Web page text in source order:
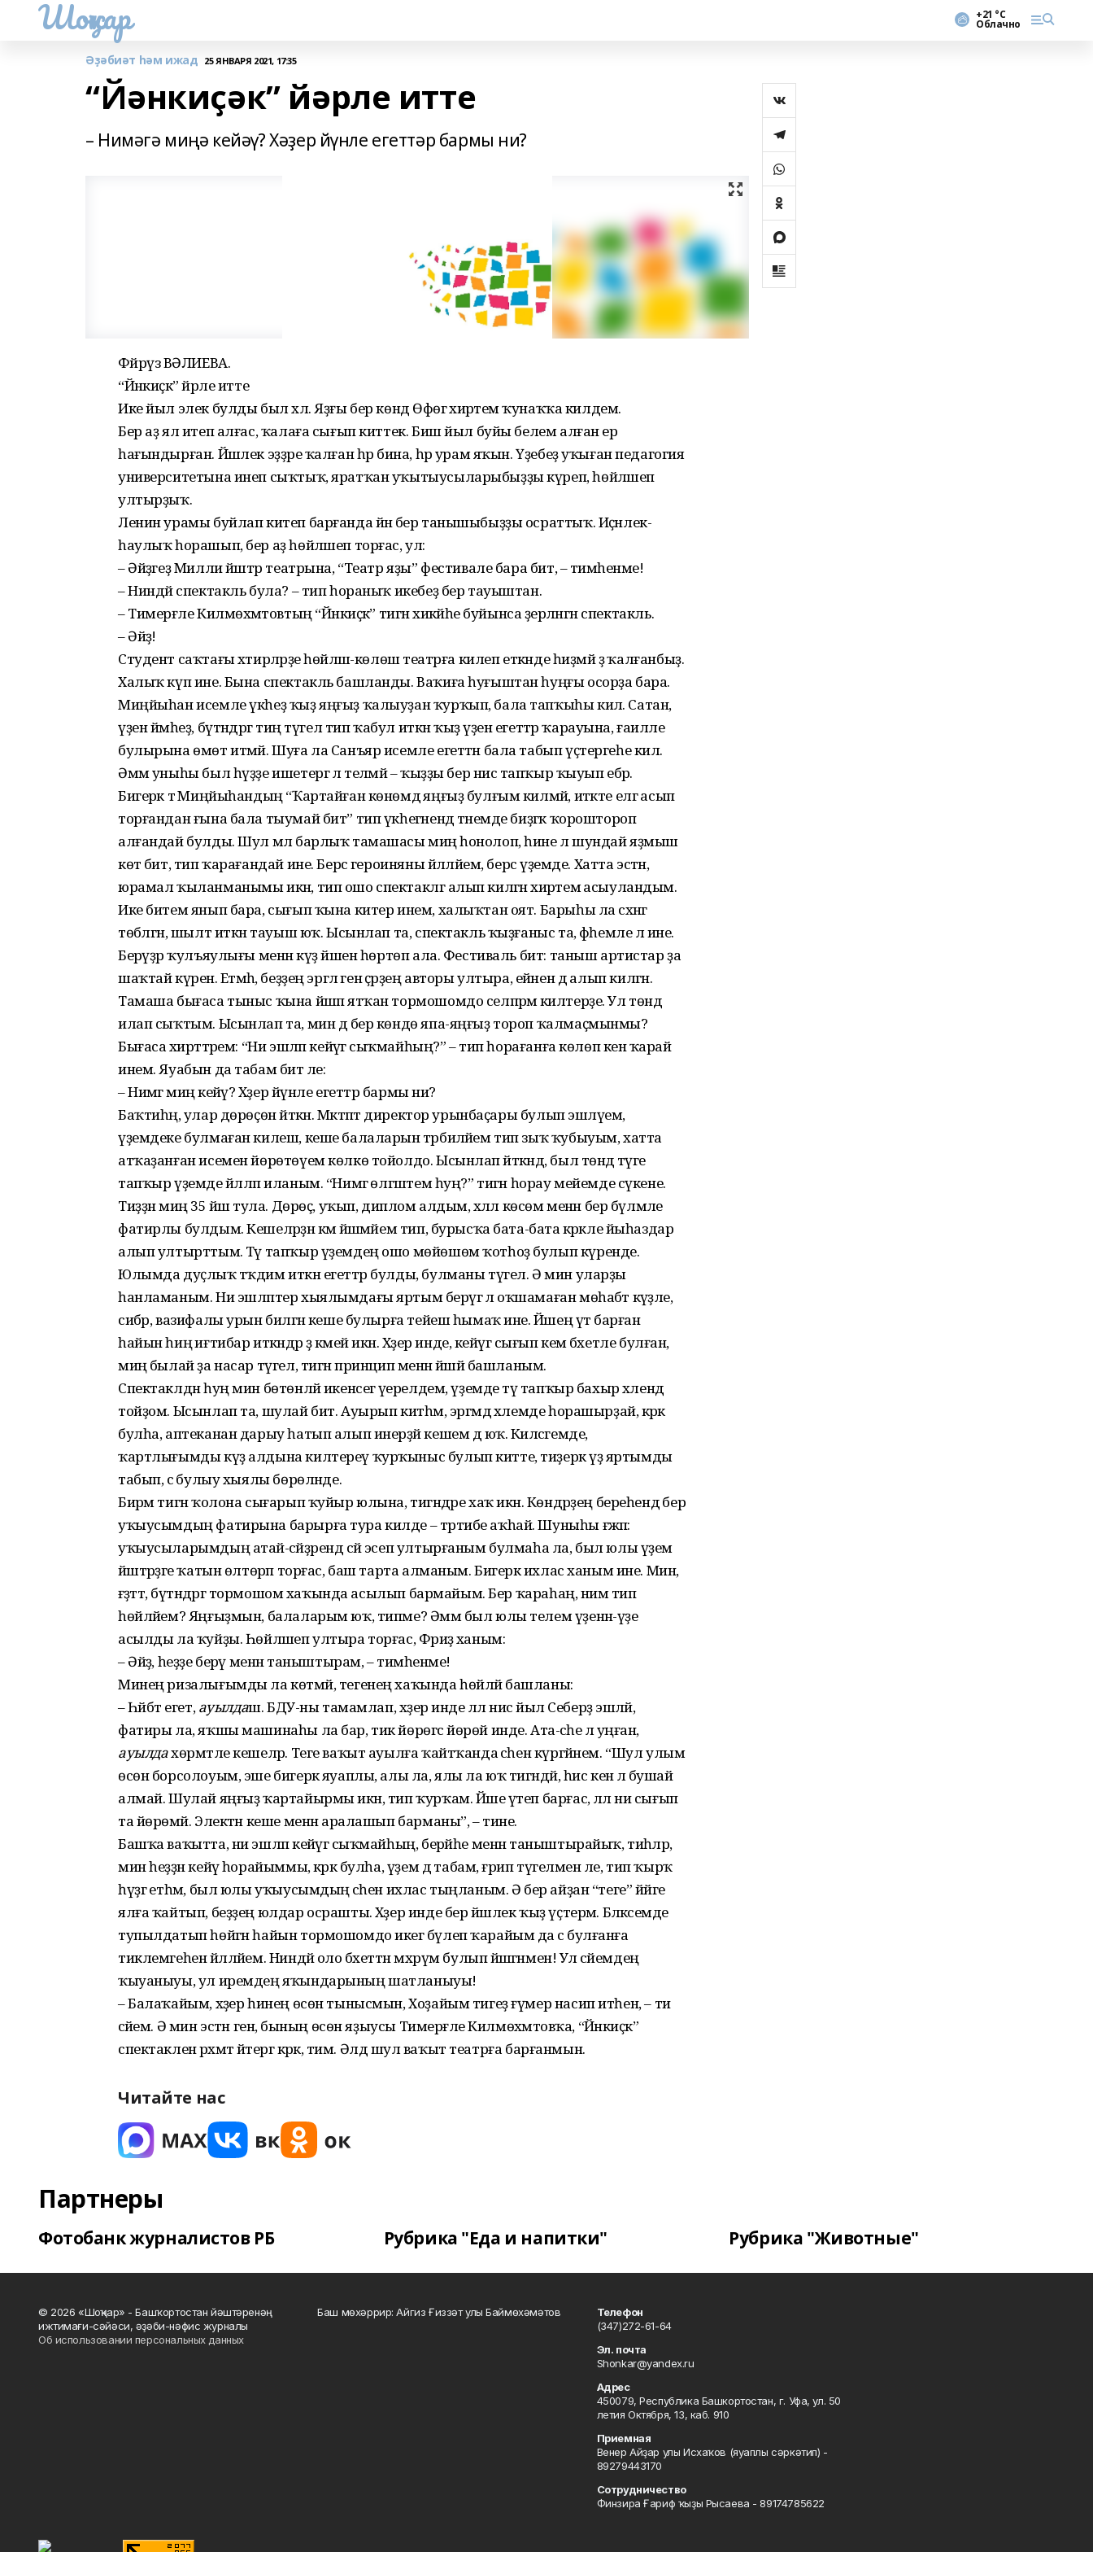
Шоңҡар +21 °С
Облачно
Әҙәбиәт һәм ижад 25 ЯНВАРЯ 2021, 17:35
“Йәнкиҫәк” йәрле итте
– Нимәгә миңә кейәү? Хәҙер йүнле егеттәр бармы ни?
Фәйрүзә ВӘЛИЕВА.
“Йәнкиҫәк” йәрле итте
Ике йыл элек булды был хәл. Яҙғы бер көндә Өфөгә әхирәтемә ҡунаҡҡа килдем.
Бер аҙ ял итеп алғас, ҡалаға сығып киттек. Биш йыл буйы белем алған ер
һағындырған. Йәшлек эҙҙәре ҡалған һәр бина, һәр урам яҡын. Үҙебеҙ уҡыған педагогия
университетына инеп сыҡтыҡ, яратҡан уҡытыусыларыбыҙҙы күреп, һөйләшеп
ултырҙыҡ.
Ленин урамы буйлап китеп барғанда йәнә бер танышыбыҙҙы осраттыҡ. Иҫәнлек-
һаулыҡ һорашып, бер аҙ һөйләшеп торғас, ул:
– Әйҙәгеҙ Милли йәштәр театрына, “Театр яҙы” фестивале бара бит, – тимәһенме!
– Ниндәй спектакль була? – тип һораныҡ икебеҙ бер тауыштан.
– Тимерғәле Килмөхәмәтовтың “Йәнкиҫәк” тигән хикәйәһе буйынса әҙерләнгән спектакль.
– Әйҙә!
Студент саҡтағы хәтирәләрҙе һөйләшә-көлөшә театрға килеп еткәнде һиҙмәй ҙә ҡалғанбыҙ.
Халыҡ күп ине. Бына спектакль башланды. Ваҡиға һуғыштан һуңғы осорҙа бара.
Миңйыһан исемле үкһеҙ ҡыҙ яңғыҙ ҡалыуҙан ҡурҡып, бала тапҡыһы килә. Сатан,
үҙен йәмһеҙ, бүтәндәргә тиң түгел тип ҡабул иткән ҡыҙ үҙенә егеттәр ҡарауына, ғаиләле
булырына өмөт итмәй. Шуға ла Санъяр исемле егеттән бала табып үҫтергеһе килә.
Әммә уныһы был һүҙҙе ишетергә лә теләмәй – ҡыҙҙы бер нисә тапҡыр ҡыуып ебәрә.
Бигерәк тә Миңйыһандың “Ҡартайған көнөмдә яңғыҙ булғым килмәй, итәкте елгә асып
торғандан ғына бала тыумай бит” тип үкһегәнендә тәнемде биҙгәк ҡороштороп
алғандай булды. Шул мәл барлыҡ тамашасы миңә һонолоп, һине лә шундай яҙмыш
көтә бит, тип ҡарағандай ине. Берсә героиняны йәлләйем, берсә үҙемде. Хатта эстән,
юрамал ҡыланманымы икән, тип ошо спектаклгә алып килгән әхирәтемә асыуландым.
Ике битем янып бара, сығып ҡына китер инем, халыҡтан оят. Барыһы ла сәхнәгә
төбәлгән, шылт иткән тауыш юҡ. Ысынлап та, спектакль ҡыҙғаныс та, фәһемле лә ине.
Берәүҙәр ҡулъяулығы менән күҙ йәшен һөртөп ала. Фестиваль бит: таныш артистар ҙа
шаҡтай күренә. Етмәһә, беҙҙең эргәлә генә әҫәрҙең авторы ултыра, ейәнен дә алып килгән.
Тамаша бығаса тыныс ҡына йәшәп ятҡан тормошомдо селпәрәмә килтерҙе. Ул төндә
илап сыҡтым. Ысынлап та, мин дә бер көндө япа-яңғыҙ тороп ҡалмаҫмынмы?
Бығаса әхирәттәрем: “Ни эшләп кейәүгә сыҡмайһың?” – тип һорағанға көлөп кенә ҡарай
инем. Яуабын да табам бит әле:
– Нимәгә миңә кейәү? Хәҙер йүнле егеттәр бармы ни?
Баҡтиһәң, улар дөрөҫөн әйткән. Мәктәптә директор урынбаҫары булып эшләүем,
үҙемдеке булмаған килеш, кеше балаларын тәрбиәләйем тип зыҡ ҡубыуым, хатта
атҡаҙанған исемен йөрөтөүем көлкө тойолдо. Ысынлап әйткәндә, был төндә тәүге
тапҡыр үҙемде йәлләп иланым. “Нимәгә өлгәштем һуң?” тигән һорау мейемде сүкене.
Тиҙҙән миңә 35 йәш тула. Дөрөҫ, уҡып, диплом алдым, хәләл көсөм менән бер бүлмәле
фатирлы булдым. Кешеләрҙән кәм йәшәмәйем тип, бурысҡа бата-бата кәрәкле йыһаздар
алып ултырттым. Тәү тапҡыр үҙемдең ошо мөйөшөм ҡотһоҙ булып күренде.
Юлымда дуҫлыҡ тәҡдим иткән егеттәр булды, булманы түгел. Ә мин уларҙы
һанламаным. Ни эшләптер хыялымдағы яртым берәүгә лә оҡшамаған мөһабәт кәүҙәле,
сибәр, вазифалы урын биләгән кеше булырға тейеш һымаҡ ине. Йәшең үтә барған
һайын һиңә иғтибар иткәндәр ҙә кәмей икән. Хәҙер инде, кейәүгә сығып кем бәхетле булған,
миңә былай ҙа насар түгел, тигән принцип менән йәшәй башланым.
Спектаклдән һуң мин бөтөнләй икенсегә әүерелдем, үҙемде тәү тапҡыр бахыр хәлендә
тойҙом. Ысынлап та, шулай бит. Ауырып китһәм, эргәмдә хәлемде һорашырҙай, кәрәк
булһа, аптеканан дарыу һатып алып инерҙәй кешем дә юҡ. Киләсәгемде,
ҡартлығымды күҙ алдына килтереү ҡурҡыныс булып китте, тиҙерәк үҙ яртымды
табып, әсә булыу хыялы бөрөләнде.
Бирәм тигән ҡолона сығарып ҡуйыр юлына, тигәндәре хаҡ икән. Көндәрҙең береһендә бер
уҡыусымдың фатирына барырға тура килде – тәртибе аҡһай. Шуныһы ғәжәп:
уҡыусыларымдың атай-әсәйҙәрендә сәй эсеп ултырғаным булмаһа ла, был юлы үҙем
йәштәрҙәге ҡатын өлтөрәп торғас, баш тарта алманым. Бигерәк ихлас ханым ине. Мин,
ғәҙәттә, бүтәндәргә тормошом хаҡында асылып бармайым. Бер ҡараһаң, нимә тип
һөйләйем? Яңғыҙмын, балаларым юҡ, типме? Әммә был юлы телем үҙенән-үҙе
асылды ла ҡуйҙы. Һөйләшеп ултыра торғас, Фәриҙә ханым:
– Әйҙә, һеҙҙе берәү менән таныштырам, – тимәһенме!
Минең ризалығымды ла көтмәй, тегенең хаҡында һөйләй башланы:
– Һәйбәт егет,ауылдаш. БДУ-ны тамамлап, хәҙер инде әллә нисә йыл Себерҙә эшләй,
фатиры ла, яҡшы машинаһы ла бар, тик йөрөгәс йөрөй инде. Ата-әсәһе лә уңған,
ауылдахөрмәтле кешеләр. Теге ваҡыт ауылға ҡайтҡанда әсәһен күргәйнем. “Шул улым
өсөн борсолоуым, эше бигерәк яуаплы, алы ла, ялы ла юҡ тигәндәй, һис кенә лә бушай
алмай. Шулай яңғыҙ ҡартайырмы икән, тип ҡурҡам. Йәше үтеп барғас, әллә ни сығып
та йөрөмәй. Электән кеше менән аралашып барманы”, – тине.
Башҡа ваҡытта, ни эшләп кейәүгә сыҡмайһың, берәйһе менән таныштырайыҡ, тиһәләр,
мин һеҙҙән кейәү һорайыммы, кәрәк булһа, үҙем дә табам, ғәрип түгелмен әле, тип ҡырҡ
һүҙгә етһәм, был юлы уҡыусымдың әсәһен ихлас тыңланым. Ә бер айҙан “теге” йәйге
ялға ҡайтып, беҙҙең юлдар осрашты. Хәҙер инде бер йәшлек ҡыҙ үҫтерәм. Бәләкәсемде
тупылдатып һөйгән һайын тормошомдо икегә бүлеп ҡарайым да әсә булғанға
тиклемгеһен йәлләйем. Ниндәй оло бәхеттән мәхрүм булып йәшәгәнмен! Ул әсәйемдең
ҡыуаныуы, ул иремдең яҡындарының шатланыуы!
– Балаҡайым, хәҙер һинең өсөн тынысмын, Хоҙайым тигеҙ ғүмер насип итһен, – ти
әсәйем. Ә мин эстән генә, бының өсөн яҙыусы Тимерғәле Килмөхәмәтовҡа, “Йәнкиҫәк”
спектакленә рәхмәт әйтергә кәрәк, тим. Әлдә шул ваҡыт театрға барғанмын.
Читайте нас
Партнеры
Фотобанк журналистов РБ Рубрика "Еда и напитки" Рубрика "Животные"
© 2026 «Шоңҡар» - Башҡортостан йәштәренәң
ижтимағи-сәйәси, әҙәби-нәфис журналы
Об использовании персональных данных
Баш мөхәррир: Айгиз Ғиззәт улы Баймөхәмәтов
Телефон
(347)272-61-64
Эл. почта
Shonkar@yandex.ru
Адрес
450079, Республика Башкортостан, г. Уфа, ул. 50
летия Октября, 13, каб. 910
Приемная
Венер Айҙар улы Исхаҡов (яуаплы сәркәтип) -
89279443170
Сотрудничество
Финзира Ғариф ҡыҙы Рысаева - 89174785622